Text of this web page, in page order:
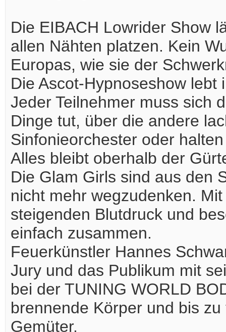
Die EIBACH Lowrider Show
allen Nähten platzen. Kein
Europas, wie sie der
Die Ascot-Hypnoseshow lebt
Jeder Teilnehmer muss sich
Dinge tut, über die andere
Sinfonieorchester oder
Alles bleibt oberhalb der
Die Glam Girls sind aus den
nicht mehr wegzudenken.
steigenden Blutdruck und
einfach zusammen.
Feuerkünstler Hannes
Jury und das Publikum mit
bei der TUNING WORLD
brennende Körper und bis
Gemüter.